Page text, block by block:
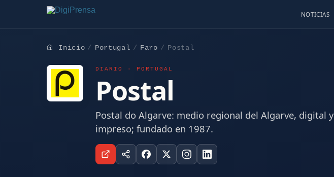
NOTICIAS
Inicio Portugal Faro Postal
DIARIO · PORTUGAL
Postal
Postal do Algarve: medio regional del Algarve, digital
impreso; fundado en 1987.